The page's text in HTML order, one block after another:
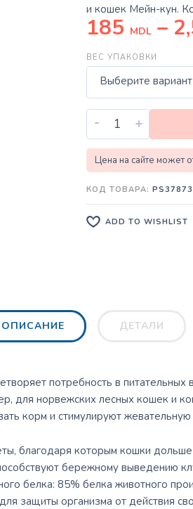
и кошек Мейн-кун.
185 MDL –
ВЕС УПАКОВКИ
Выберите вариант
- +
Цена на сайте может
КОД ТОВАРА: PS37873
ADD TO WISHLIST
ОПИСАНИЕ ДЕТАЛИ
потребность в
для норвежских лесных кошек и
корм и стимулируют жевательную
благодаря которым кошки дольше
бережному выведению
белка: 85% белка животного
защиты организма от действия